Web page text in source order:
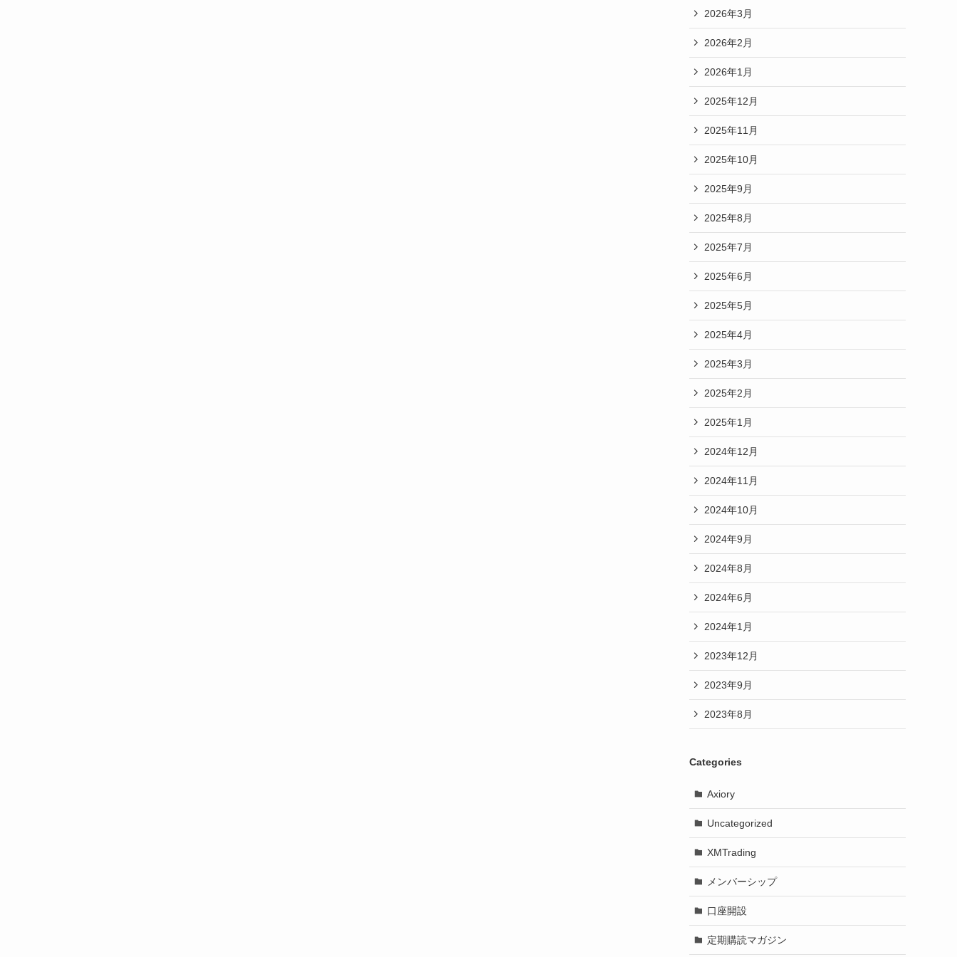
2026年3月
2026年2月
2026年1月
2025年12月
2025年11月
2025年10月
2025年9月
2025年8月
2025年7月
2025年6月
2025年5月
2025年4月
2025年3月
2025年2月
2025年1月
2024年12月
2024年11月
2024年10月
2024年9月
2024年8月
2024年6月
2024年1月
2023年12月
2023年9月
2023年8月
Categories
Axiory
Uncategorized
XMTrading
メンバーシップ
口座開設
定期購読マガジン